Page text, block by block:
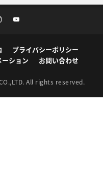
プライバシーポリシー
ション お問い合わせ
All rights reserved.